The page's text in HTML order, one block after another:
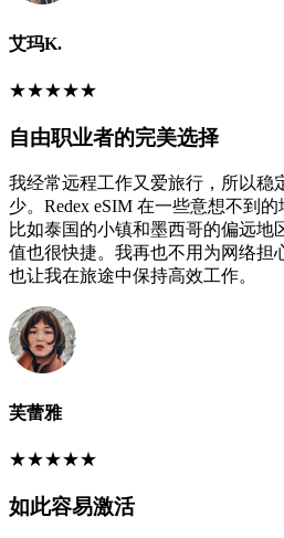
艾玛K.
★★★★★
自由职业者的完美选择
我经常远程工作又爱旅行，所以稳
少。Redex eSIM 在一些意想不到
比如泰国的小镇和墨西哥的偏远地
值也很快捷。我再也不用为网络担
也让我在旅途中保持高效工作。
芙蕾雅
★★★★★
如此容易激活